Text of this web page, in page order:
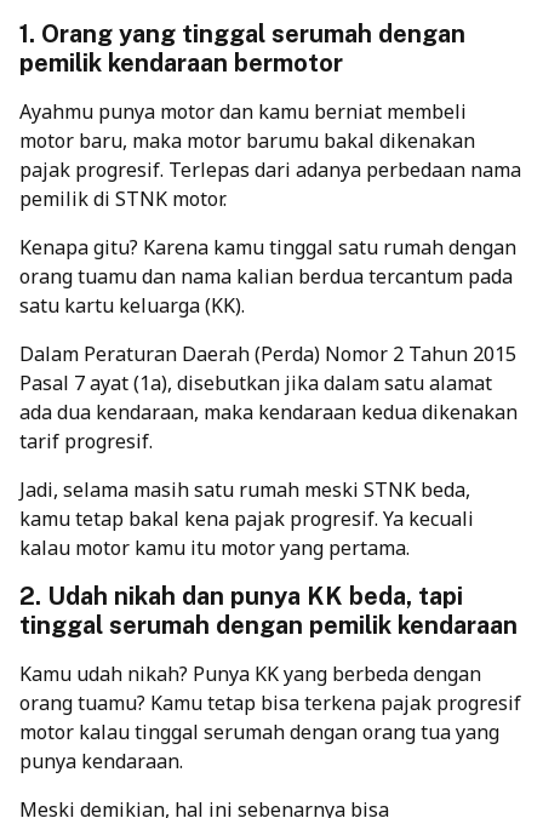
1. Orang yang tinggal serumah dengan
pemilik kendaraan bermotor
Ayahmu punya motor dan kamu berniat membeli
motor baru, maka motor barumu bakal dikenakan
pajak progresif. Terlepas dari adanya perbedaan nama
pemilik di STNK motor.
Kenapa gitu? Karena kamu tinggal satu rumah dengan
orang tuamu dan nama kalian berdua tercantum pada
satu kartu keluarga (KK).
Dalam Peraturan Daerah (Perda) Nomor 2 Tahun 2015
Pasal 7 ayat (1a), disebutkan jika dalam satu alamat
ada dua kendaraan, maka kendaraan kedua dikenakan
tarif progresif.
Jadi, selama masih satu rumah meski STNK beda,
kamu tetap bakal kena pajak progresif. Ya kecuali
kalau motor kamu itu motor yang pertama.
2. Udah nikah dan punya KK beda, tapi
tinggal serumah dengan pemilik kendaraan
Kamu udah nikah? Punya KK yang berbeda dengan
orang tuamu? Kamu tetap bisa terkena pajak progresif
motor kalau tinggal serumah dengan orang tua yang
punya kendaraan.
Meski demikian, hal ini sebenarnya bisa